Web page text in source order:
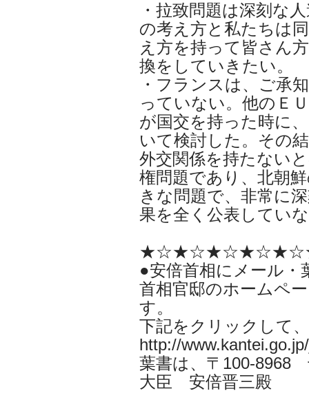
・拉致問題は深刻な
の考え方と私たちは
え方を持って皆さん
換をしていきたい。
・フランスは、ご承
っていない。他のＥ
が国交を持った時に
いて検討した。その
外交関係を持たない
権問題であり、北朝
きな問題で、非常に
果を全く公表してい
●安倍首相にメール・
首相官邸のホームペ
す。
下記をクリックして
http://
葉書は、〒100-8968
大臣 安倍晋三殿